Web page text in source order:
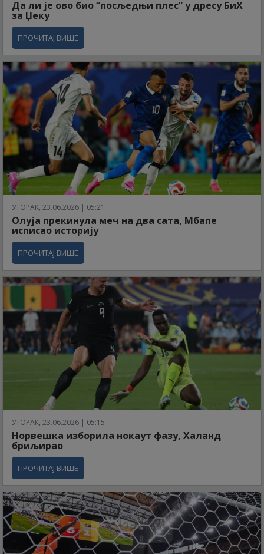
Да ли је ово био “посљедњи плес” у дресу БиХ
за Џеку
ПРОЧИТАЈ ВИШЕ
УТОРАК, 23.06.2026 | 05:21
Олуја прекинула меч на два сата, Мбапе
исписао историју
ПРОЧИТАЈ ВИШЕ
УТОРАК, 23.06.2026 | 05:15
Норвешка изборила нокаут фазу, Халанд
бриљирао
ПРОЧИТАЈ ВИШЕ